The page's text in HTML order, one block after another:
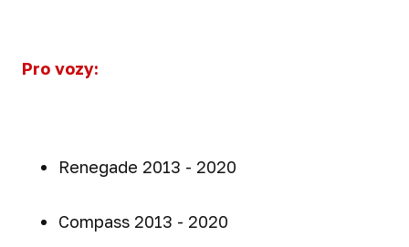
Pro vozy:
Renegade 2013 - 2020
Compass 2013 - 2020